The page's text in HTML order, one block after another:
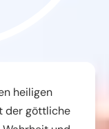
heiligen
der göttliche